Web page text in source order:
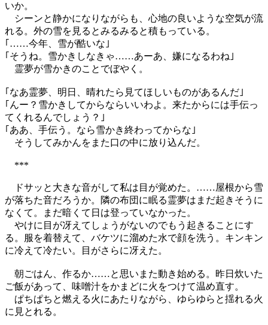
いか。
シーンと静かになりながらも、心地の良いような空気が流
れる。外の雪を見るとみるみると積もっている。
｢……今年、雪が酷いな｣
｢そうね。雪かきしなきゃ……あーあ、嫌になるわね｣
霊夢が雪かきのことでぼやく。
｢なあ霊夢、明日、晴れたら見てほしいものがあるんだ｣
｢んー？雪かきしてからならいいわよ。来たからには手伝っ
てくれるんでしょう？｣
｢ああ、手伝う。なら雪かき終わってからな｣
そうしてみかんをまた口の中に放り込んだ。
***
ドサッと大きな音がして私は目が覚めた。……屋根から雪
が落ちた音だろうか。隣の布団に眠る霊夢はまだ起きそうに
なくて。まだ暗くて日は登っていなかった。
やけに目が冴えてしょうがないのでもう起きることにす
る。服を着替えて、バケツに溜めた水で顔を洗う。キンキン
に冷えて冷たい。目がさらに冴えた。
朝ごはん、作るか……と思いまた動き始める。昨日炊いた
ご飯があって、味噌汁をかまどに火をつけて温め直す。
ぱちぱちと燃える火にあたりながら、ゆらゆらと揺れる火
に見とれる。